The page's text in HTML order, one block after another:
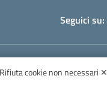
Seguici su:
Rifiuta cookie non necessari ✕